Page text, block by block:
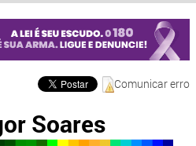
Comunicar erro
Soares